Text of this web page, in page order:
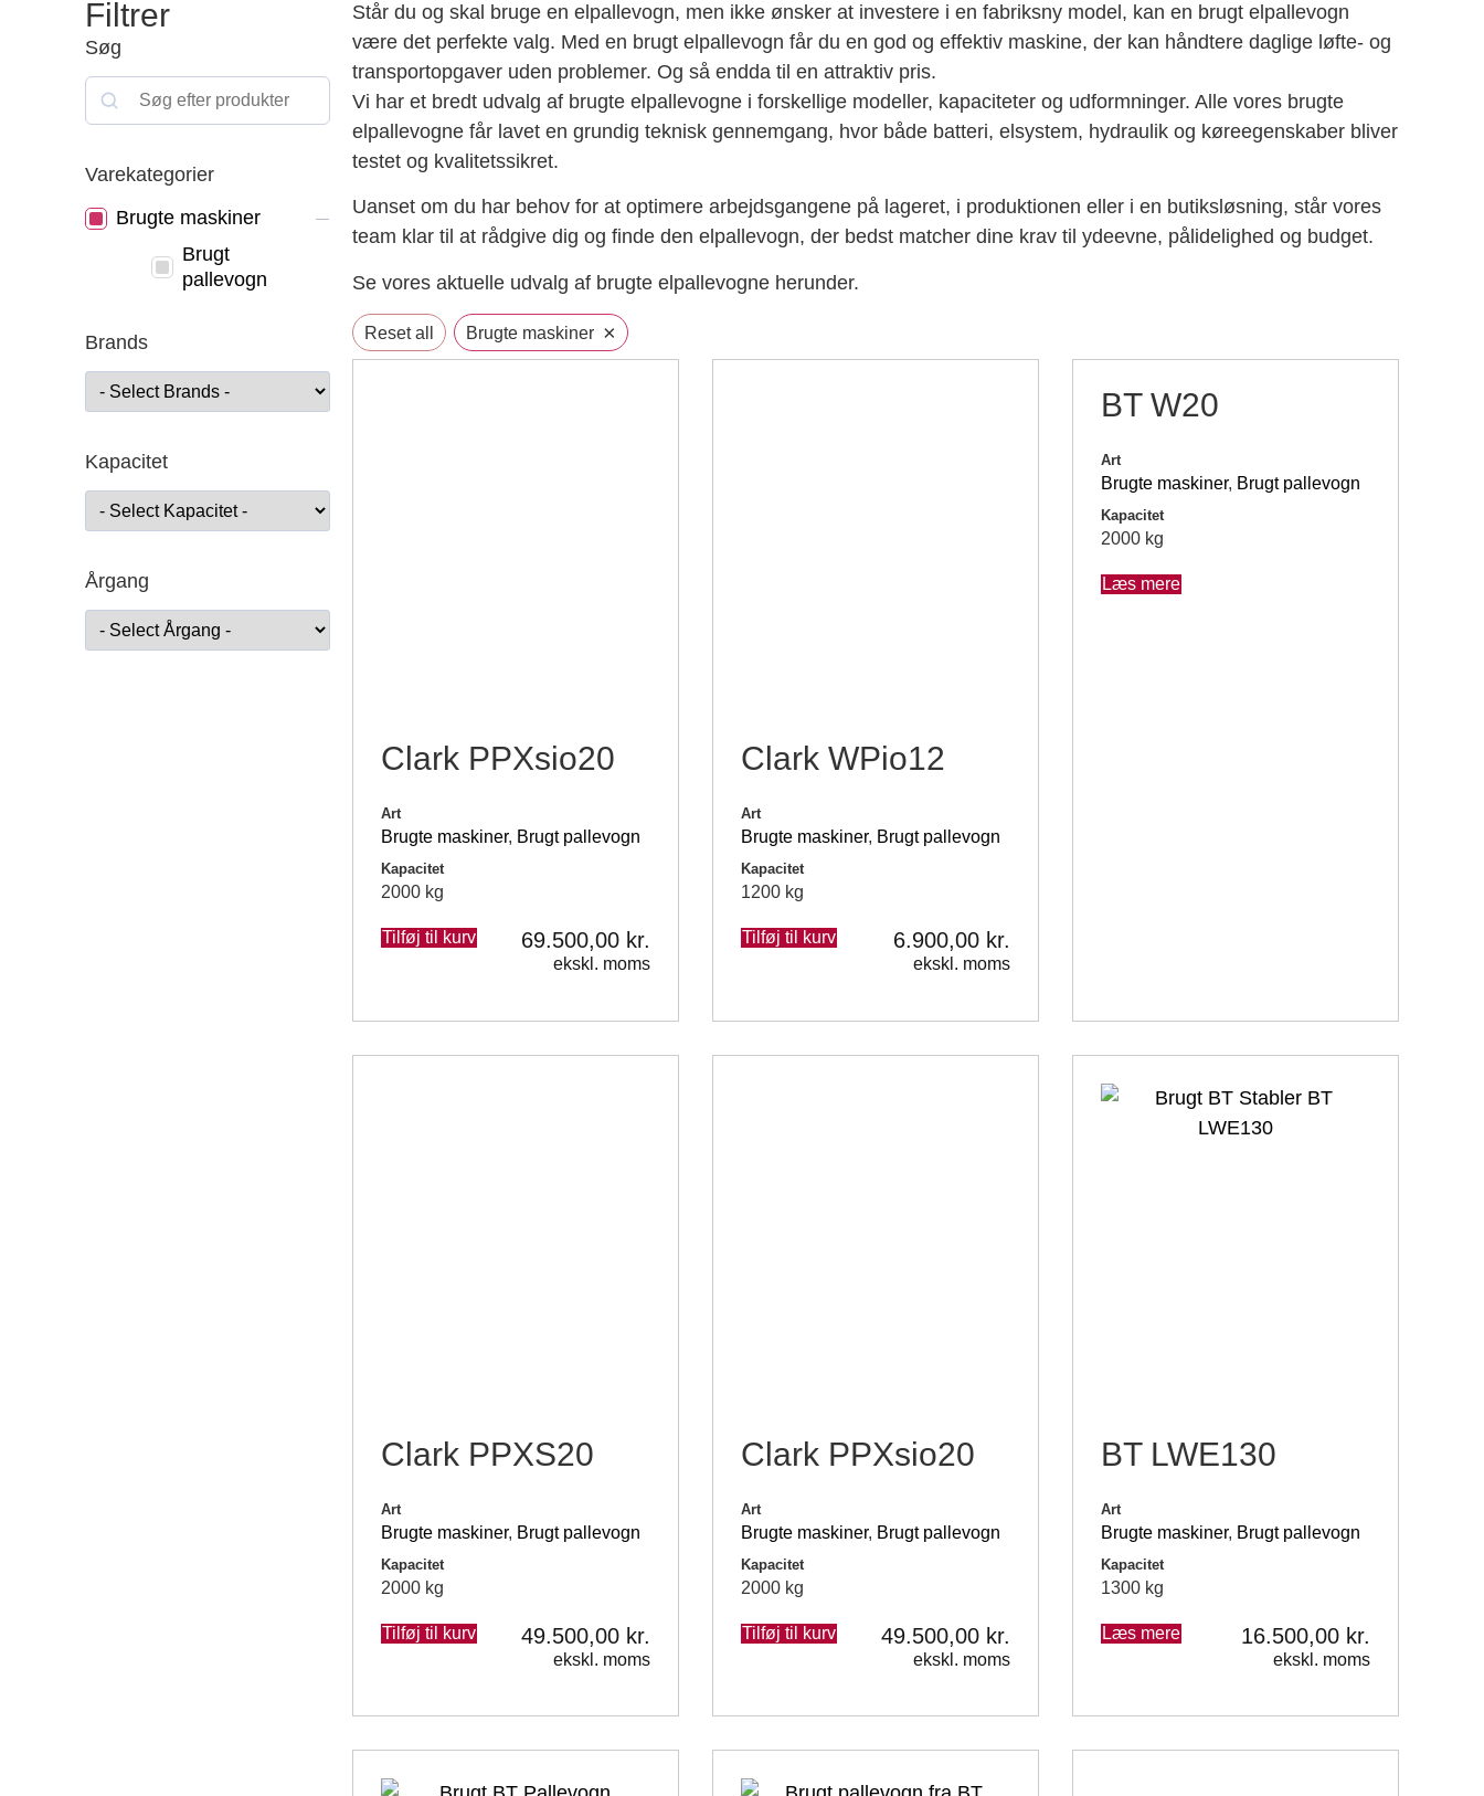
Filtrer
Søg
Varekategorier
Brugte maskiner
Brugt
pallevogn
Brands
Kapacitet
Årgang
Står du og skal bruge en elpallevogn, men ikke ønsker at investere i en fabriksny model, kan en brugt elpallevogn
være det perfekte valg. Med en brugt elpallevogn får du en god og effektiv maskine, der kan håndtere daglige løfte- og
transportopgaver uden problemer. Og så endda til en attraktiv pris.
Vi har et bredt udvalg af brugte elpallevogne i forskellige modeller, kapaciteter og udformninger. Alle vores brugte
elpallevogne får lavet en grundig teknisk gennemgang, hvor både batteri, elsystem, hydraulik og køreegenskaber bliver
testet og kvalitetssikret.
Uanset om du har behov for at optimere arbejdsgangene på lageret, i produktionen eller i en butiksløsning, står vores
team klar til at rådgive dig og finde den elpallevogn, der bedst matcher dine krav til ydeevne, pålidelighed og budget.
Se vores aktuelle udvalg af brugte elpallevogne herunder.
Reset all Brugte maskiner ×
Clark PPXsio20
Art
Brugte maskiner, Brugt pallevogn
Kapacitet
2000 kg
Tilføj til kurv 69.500,00 kr.
ekskl. moms
Clark WPio12
Art
Brugte maskiner, Brugt pallevogn
Kapacitet
1200 kg
Tilføj til kurv 6.900,00 kr.
ekskl. moms
BT W20
Art
Brugte maskiner, Brugt pallevogn
Kapacitet
2000 kg
Læs mere
Clark PPXS20
Art
Brugte maskiner, Brugt pallevogn
Kapacitet
2000 kg
Tilføj til kurv 49.500,00 kr.
ekskl. moms
Clark PPXsio20
Art
Brugte maskiner, Brugt pallevogn
Kapacitet
2000 kg
Tilføj til kurv 49.500,00 kr.
ekskl. moms
BT LWE130
Art
Brugte maskiner, Brugt pallevogn
Kapacitet
1300 kg
Læs mere 16.500,00 kr.
ekskl. moms